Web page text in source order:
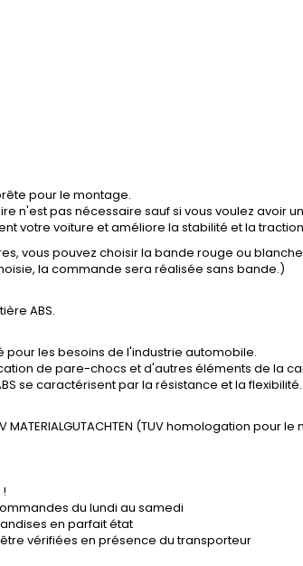
pour le montage.
n'est pas nécessaire sauf si vous voulez avoir
votre voiture et améliore la stabilité et la
vous pouvez choisir la bande rouge ou
la commande sera réalisée sans bande.)
ABS.
pour les besoins de l'industrie automobile.
de pare-chocs et d'autres éléments de la
se caractérisent par la résistance et la flexibilité.
(TUV homologation pour
du lundi au samedi
en parfait état
vérifiées en présence du transporteur